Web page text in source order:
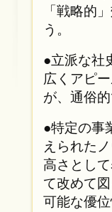
「戦略的
う。
●立派な社
広くアピ
が、通俗
●特定の事
えられた
高さとし
て改めて
可能な優